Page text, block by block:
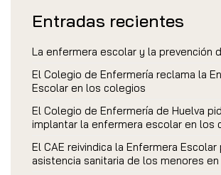
Entradas recientes
La enfermera escolar y la prevención
El Colegio de Enfermería reclama la
Escolar en los colegios
El Colegio de Enfermería de Huelva
implantar la enfermera escolar en los
El CAE reivindica la Enfermera Escolar
asistencia sanitaria de los menores